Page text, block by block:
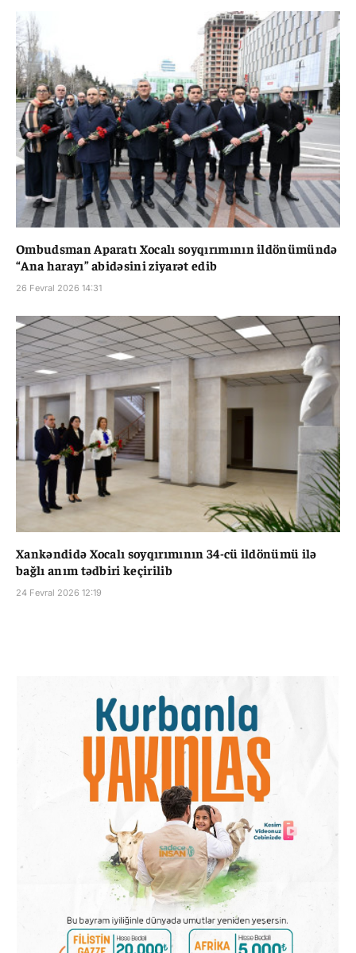
Ombudsman Aparatı Xocalı soyqırımının ildönümündə
“Ana harayı” abidəsini ziyarət edib
26 Fevral 2026 14:31
Xankəndidə Xocalı soyqırımının 34-cü ildönümü ilə
bağlı anım tədbiri keçirilib
24 Fevral 2026 12:19